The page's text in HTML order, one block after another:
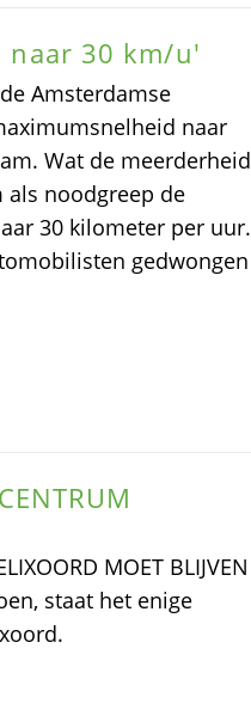
naar 30 km/u'
Amsterdamse
naar
Wat de meerderheid
als noodgreep de
30 kilometer per uur.
gedwongen
MOET BLIJVEN
staat het enige